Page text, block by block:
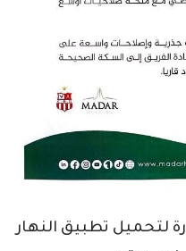
لتحميل تطبيق النهار